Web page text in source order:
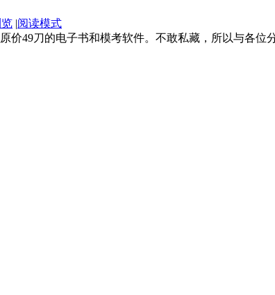
|阅读模式
价49刀的电子书和模考软件。不敢私藏，所以与各位